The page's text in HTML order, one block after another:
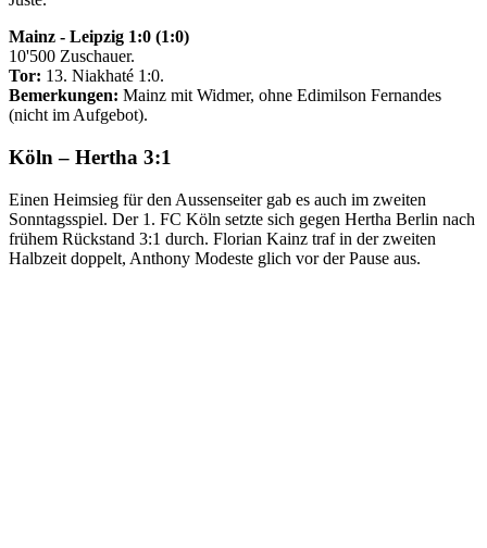
Mainz - Leipzig 1:0 (1:0)
10'500 Zuschauer.
Tor: 13. Niakhaté 1:0.
Bemerkungen: Mainz mit Widmer, ohne Edimilson Fernandes
(nicht im Aufgebot).
Köln – Hertha 3:1
Einen Heimsieg für den Aussenseiter gab es auch im zweiten
Sonntagsspiel. Der 1. FC Köln setzte sich gegen Hertha Berlin nach
frühem Rückstand 3:1 durch. Florian Kainz traf in der zweiten
Halbzeit doppelt, Anthony Modeste glich vor der Pause aus.